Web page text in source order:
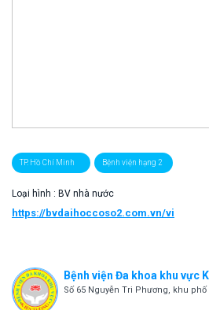
TP. Hồ Chí Minh Bệnh viện hạng 2
Loại hình : BV nhà nước
https://bvdaihoccoso2.com.vn/vi
Bệnh viện Đa khoa khu vực
Số 65 Nguyễn Tri Phương, khu